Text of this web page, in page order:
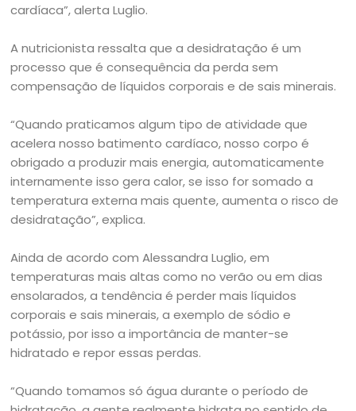
cardíaca”, alerta Luglio.
A nutricionista ressalta que a desidratação é um
processo que é consequência da perda sem
compensação de líquidos corporais e de sais minerais.
“Quando praticamos algum tipo de atividade que
acelera nosso batimento cardíaco, nosso corpo é
obrigado a produzir mais energia, automaticamente
internamente isso gera calor, se isso for somado a
temperatura externa mais quente, aumenta o risco de
desidratação”, explica.
Ainda de acordo com Alessandra Luglio, em
temperaturas mais altas como no verão ou em dias
ensolarados, a tendência é perder mais líquidos
corporais e sais minerais, a exemplo de sódio e
potássio, por isso a importância de manter-se
hidratado e repor essas perdas.
“Quando tomamos só água durante o período de